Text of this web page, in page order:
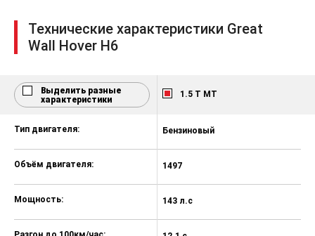
Электрообогрев заднего стекла
Внутрисалонное зеркало заднего
Плафон для чтения в передней
части салона
управления
вида
Технические характеристики Great
Wall Hover H6
Выделить разные
характеристики
1.5 T MT
Тип двигателя:
Объём двигателя:
Мощность:
Бензиновый
1497
143 л.с